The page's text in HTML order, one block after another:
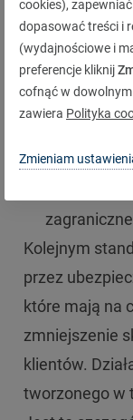
gdy
pokrycie
pokrycie
Kolejnym
przez
które mają na
zmniejszenie
klientów.
tworzonego w
cookies),
dopasować treści i
(wydajnościowe i
preferencje kliknij
cofnąć w
zawiera Polityka
Zmieniam